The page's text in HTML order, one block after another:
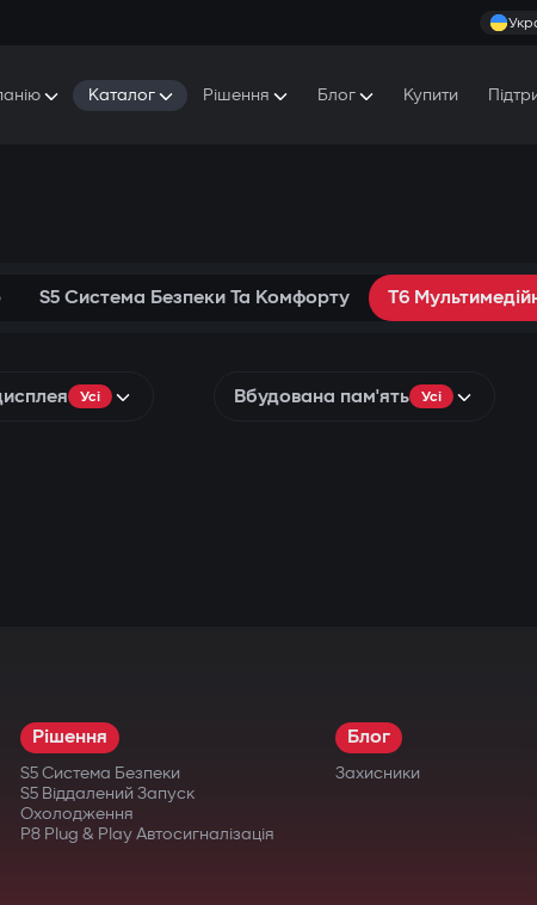
Каталог Рішення Блог Купити
S5 Система Безпеки Та Комфорту T6
Усі Вбудована пам'ять Усі
Рішення
S5 Система Безпеки
S5 Віддалений Запуск
Охолодження
P8 Plug & Play Автосигналізація
Блог
Захисники